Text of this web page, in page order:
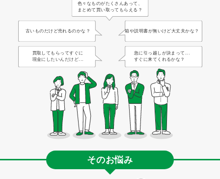
色々なものがたくさんあって、
まとめて買い取ってもらえる？
古いものだけど売れるのかな？ 箱や説明書が無いけど大丈夫かな？
買取してもらってすぐに
現金にしたいんだけど...
急に引っ越しが決まって...
すぐに来てくれるかな？
そのお悩み